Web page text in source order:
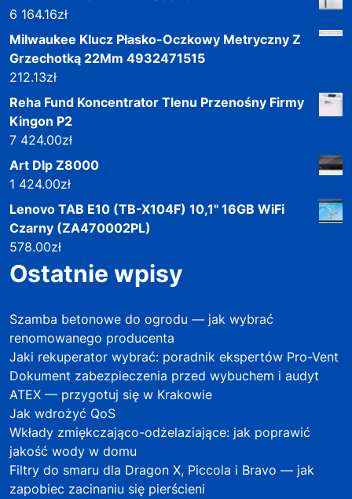
6 164.16zł
Milwaukee Klucz Płasko-Oczkowy Metryczny Z
Grzechotką 22Mm 4932471515
212.13zł
Reha Fund Koncentrator Tlenu Przenośny Firmy
Kingon P2
7 424.00zł
Art Dlp Z8000
1 424.00zł
Lenovo TAB E10 (TB-X104F) 10,1" 16GB WiFi
Czarny (ZA470002PL)
578.00zł
Ostatnie wpisy
Szamba betonowe do ogrodu — jak wybrać
renomowanego producenta
Jaki rekuperator wybrać: poradnik ekspertów Pro-Vent
Dokument zabezpieczenia przed wybuchem i audyt
ATEX — przygotuj się w Krakowie
Jak wdrożyć QoS
Wkłady zmiękczająco-odżelaziające: jak poprawić
jakość wody w domu
Filtry do smaru dla Dragon X, Piccola i Bravo — jak
zapobiec zacinaniu się pierścieni